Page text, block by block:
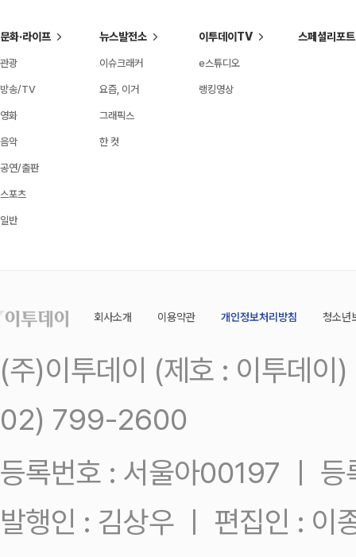
문화·라이프
관광
방송/TV
영화
음악
공연/출판
스포츠
일반
뉴스발전소
이슈크래커
요즘, 이거
그래픽스
한 컷
이투데이TV
e스튜디오
랭킹영상
스페셜리포트
회사소개 이용약관 개인정보처리방침 청소년
(주)이투데이 (제호 : 이투데
02) 799-2600
등록번호 : 서울아00197 ㅣ
발행인 : 김상우 ㅣ 편집인 : 이